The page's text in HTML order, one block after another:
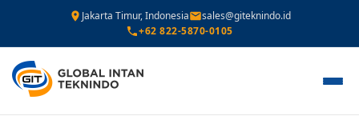
Jakarta Timur, Indonesia
sales@giteknindo.id
+62 822-5870-0105